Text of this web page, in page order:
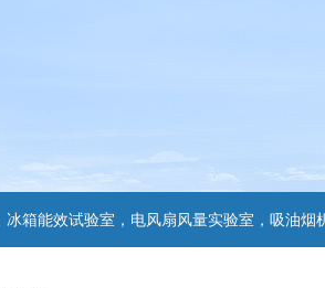
验室，电风扇风量实验室，吸油烟机油脂分离度试验装置，吸油烟机空气性能试验装置，吸油烟机气味